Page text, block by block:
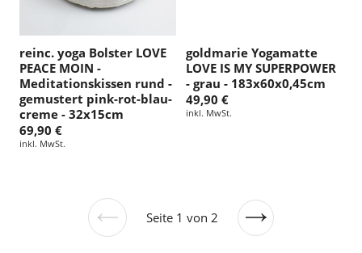
reinc. yoga Bolster LOVE
PEACE MOIN -
Meditationskissen rund -
gemustert pink-rot-blau-
creme - 32x15cm
69,90 €
inkl. MwSt.
goldmarie Yogamatte
LOVE IS MY SUPERPOWER
- grau - 183x60x0,45cm
49,90 €
inkl. MwSt.
VorherigeSeite 1 von 2
Nächste